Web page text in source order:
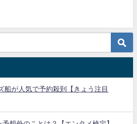
船が人気で予約殺到【きょう注目